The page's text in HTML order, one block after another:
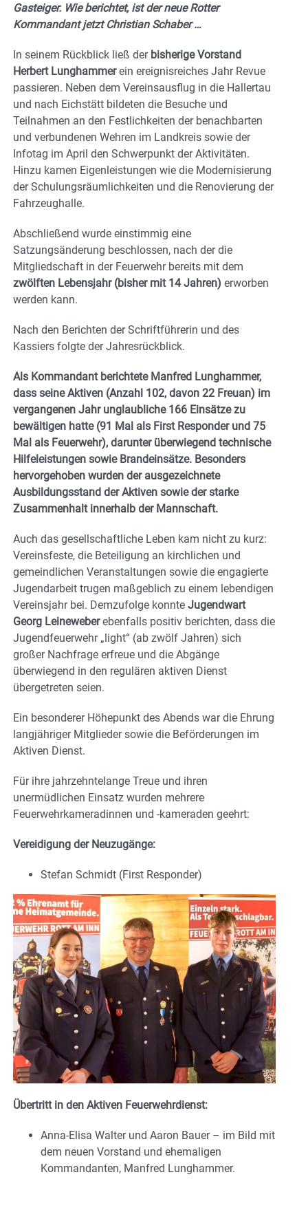
Gasteiger. Wie berichtet, ist der neue Rotter
Kommandant jetzt Christian Schaber …
In seinem Rückblick ließ der bisherige Vorstand
Herbert Lunghammerein ereignisreiches Jahr Revue
passieren. Neben dem Vereinsausflug in die Hallertau
und nach Eichstätt bildeten die Besuche und
Teilnahmen an den Festlichkeiten der benachbarten
und verbundenen Wehren im Landkreis sowie der
Infotag im April den Schwerpunkt der Aktivitäten.
Hinzu kamen Eigenleistungen wie die Modernisierung
der Schulungsräumlichkeiten und die Renovierung der
Fahrzeughalle.
Abschließend wurde einstimmig eine
Satzungsänderung beschlossen, nach der die
Mitgliedschaft in der Feuerwehr bereits mit dem
zwölften Lebensjahr (bisher mit 14 Jahren) erworben
werden kann.
Nach den Berichten der Schriftführerin und des
Kassiers folgte der Jahresrückblick.
Als Kommandant berichtete Manfred Lunghammer,
dass seine Aktiven (Anzahl 102, davon 22 Freuan) im
vergangenen Jahr unglaubliche 166 Einsätze zu
bewältigen hatte (91 Mal als First Responder und 75
Mal als Feuerwehr), darunter überwiegend technische
Hilfeleistungen sowie Brandeinsätze. Besonders
hervorgehoben wurden der ausgezeichnete
Ausbildungsstand der Aktiven sowie der starke
Zusammenhalt innerhalb der Mannschaft.
Auch das gesellschaftliche Leben kam nicht zu kurz:
Vereinsfeste, die Beteiligung an kirchlichen und
gemeindlichen Veranstaltungen sowie die engagierte
Jugendarbeit trugen maßgeblich zu einem lebendigen
Vereinsjahr bei. Demzufolge konnte Jugendwart
Georg Leineweberebenfalls positiv berichten, dass die
Jugendfeuerwehr „light“ (ab zwölf Jahren) sich
großer Nachfrage erfreue und die Abgänge
überwiegend in den regulären aktiven Dienst
übergetreten seien.
Ein besonderer Höhepunkt des Abends war die Ehrung
langjähriger Mitglieder sowie die Beförderungen im
Aktiven Dienst.
Für ihre jahrzehntelange Treue und ihren
unermüdlichen Einsatz wurden mehrere
Feuerwehrkameradinnen und -kameraden geehrt:
Vereidigung der Neuzugänge:
Stefan Schmidt (First Responder)
Übertritt in den Aktiven Feuerwehrdienst:
Anna-Elisa Walter und Aaron Bauer – im Bild mit
dem neuen Vorstand und ehemaligen
Kommandanten, Manfred Lunghammer.